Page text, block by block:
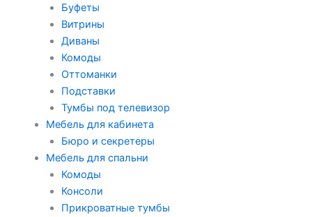
Буфеты
Витрины
Диваны
Комоды
Оттоманки
Подставки
Тумбы под телевизор
Мебель для кабинета
Бюро и секретеры
Мебель для спальни
Комоды
Консоли
Прикроватные тумбы